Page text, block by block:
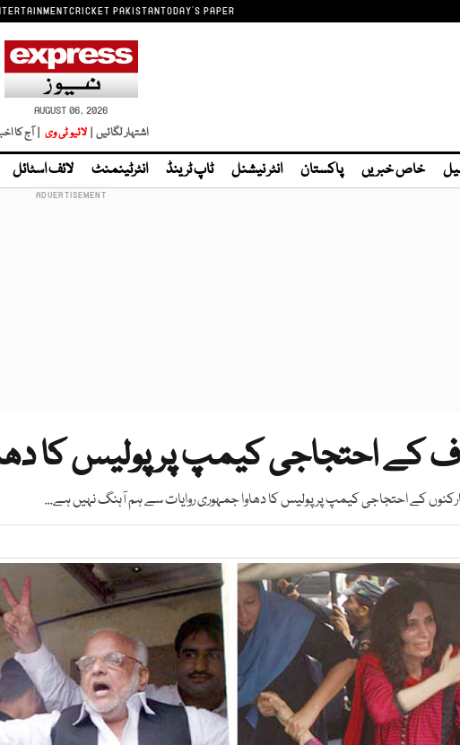
CRICKET PAKISTANTODAY'S PAPER
AUGUST 06, 2026
اشتہار لگائیں | لائیو ٹی وی | آج کا
خاص خبریں پاکستان انٹر نیشنل ٹاپ ٹرینڈ انٹرٹینمنٹ لائف اسٹائل
کے احتجاجی کیمپ پر پولیس کا
کے احتجاجی کیمپ پر پولیس کا دھاوا جمہوری روایات سے ہم آہنگ نہیں ہے...